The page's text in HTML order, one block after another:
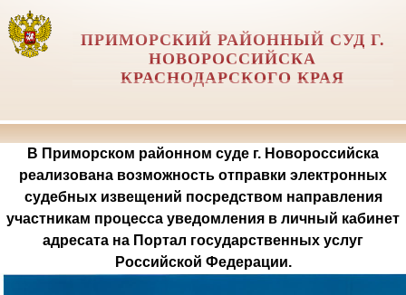
ПРИМОРСКИЙ РАЙОННЫЙ СУД Г.
НОВОРОССИЙСКА
КРАСНОДАРСКОГО КРАЯ
В Приморском районном суде г. Новороссийска
реализована возможность отправки электронных
судебных извещений посредством направления
участникам процесса уведомления в личный кабинет
адресата на Портал государственных услуг
Российской Федерации.